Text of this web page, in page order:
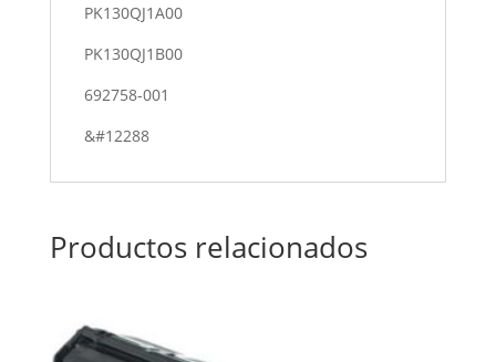
PK130QJ1A00
PK130QJ1B00
692758-001
&#12288
Productos relacionados